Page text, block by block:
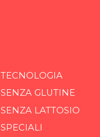
TECNOLOGIA
SENZA GLUTINE
SENZA LATTOSIO
SPECIALI